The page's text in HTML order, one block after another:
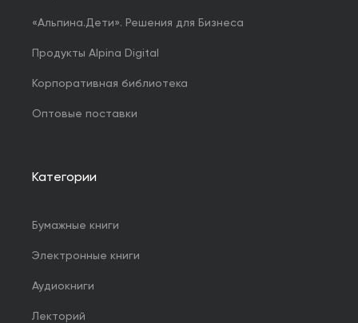
«Альпина.Дети». Решения для Бизнеса
Продукты Alpina Digital
Корпоративная библиотека
Оптовые поставки
Категории
Бумажные книги
Электронные книги
Аудиокниги
Лекторий